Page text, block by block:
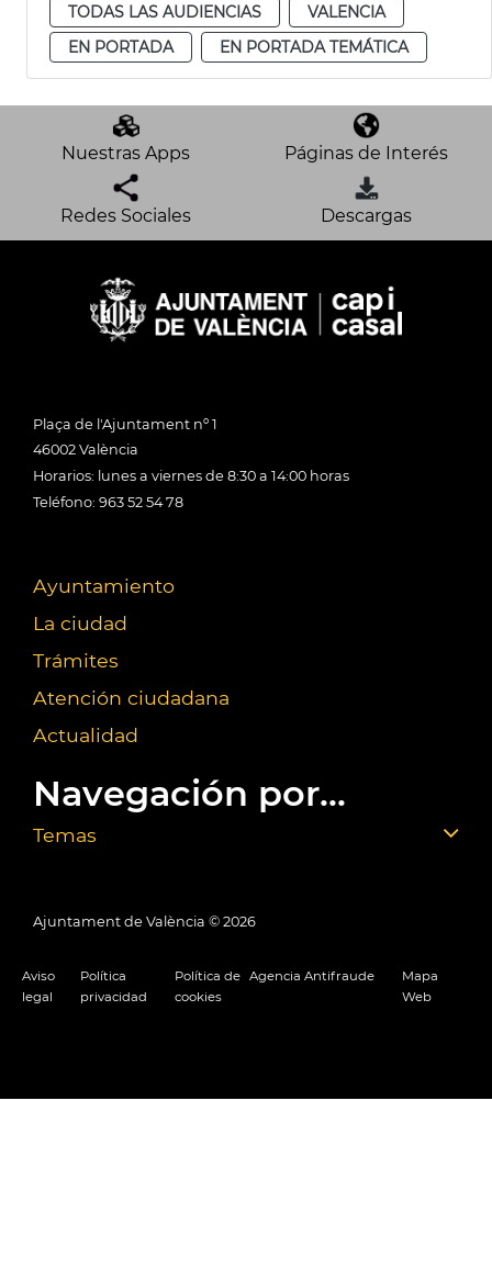
TODAS LAS AUDIENCIAS
VALENCIA
EN PORTADA
EN PORTADA TEMÁTICA
Nuestras Apps Páginas de Interés
Redes Sociales Descargas
Plaça de l'Ajuntament nº 1
46002 València
Horarios: lunes a viernes de 8:30 a 14:00 horas
Teléfono: 963 52 54 78
Ayuntamiento
La ciudad
Trámites
Atención ciudadana
Actualidad
Navegación por...
Temas
Ajuntament de València © 2026
Aviso
legal
Política
privacidad
Política de
cookies
Agencia Antifraude
Mapa
Web